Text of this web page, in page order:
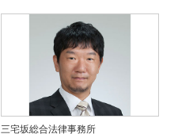
三宅坂総合法律事務所